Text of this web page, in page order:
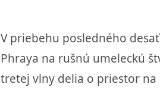
V priebehu posledného
Phraya na rušnú umeleckú
tretej vlny delia o priestor na